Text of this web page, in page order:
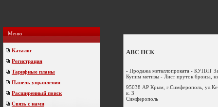
Меню
Каталог
Регистрация
Тарифные планы
Панель управления
Расширенный поиск
Связь с нами
АВС ПСК
- Продажа металлопроката - КУПЯТ
Купим метизы - Лист пруток бронза,
95038 АР Крым, г.Симферополь,
к. 3
Симферополь